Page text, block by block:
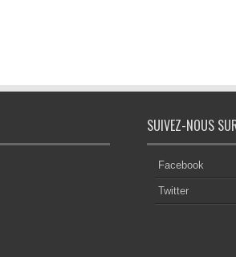
SUIVEZ-NOUS
Facebook
Twitter